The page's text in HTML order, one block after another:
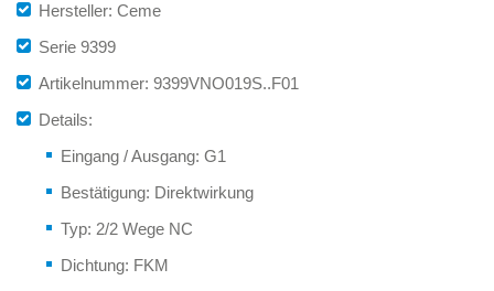
Hersteller: Ceme
Serie 9399
Artikelnummer: 9399VNO019S..F01
Details:
Eingang / Ausgang: G1
Bestätigung: Direktwirkung
Typ: 2/2 Wege NC
Dichtung: FKM